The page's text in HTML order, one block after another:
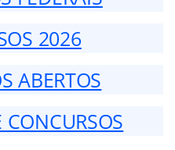
2026
ABERTOS
CONCURSOS